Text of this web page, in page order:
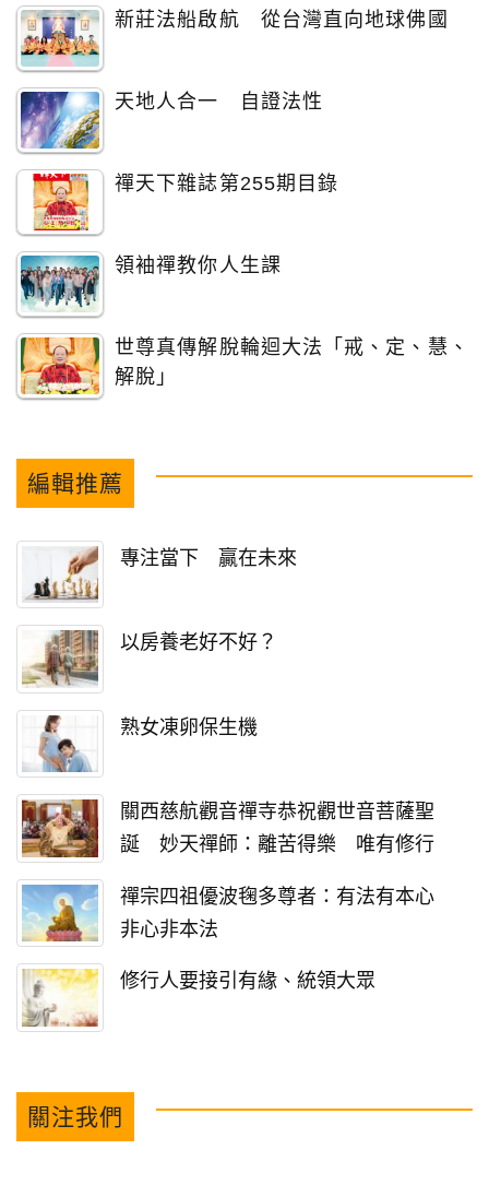
新莊法船啟航 從台灣直向地球佛國
天地人合一 自證法性
禪天下雜誌第255期目錄
領袖禪教你人生課
世尊真傳解脫輪迴大法「戒、定、慧、
解脫」
編輯推薦
專注當下 贏在未來
以房養老好不好？
熟女凍卵保生機
關西慈航觀音禪寺恭祝觀世音菩薩聖
誕 妙天禪師：離苦得樂 唯有修行
禪宗四祖優波毱多尊者：有法有本心
非心非本法
修行人要接引有緣、統領大眾
關注我們